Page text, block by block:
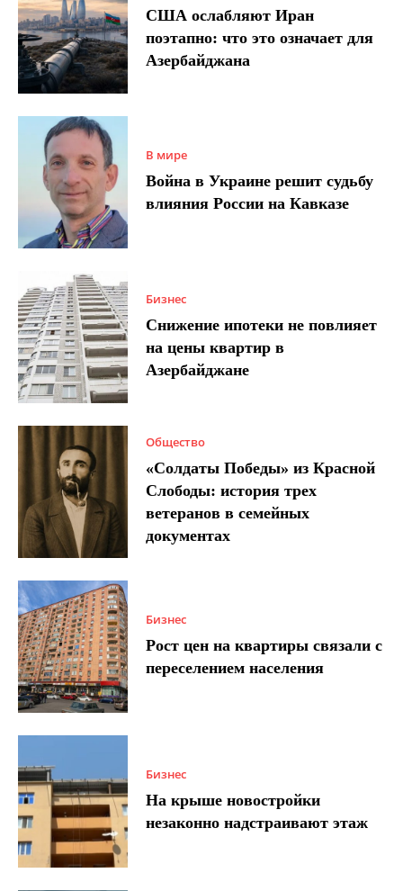
США ослабляют Иран
поэтапно: что это означает для
Азербайджана
В мире
Война в Украине решит судьбу
влияния России на Кавказе
Бизнес
Снижение ипотеки не повлияет
на цены квартир в
Азербайджане
Общество
«Солдаты Победы» из Красной
Слободы: история трех
ветеранов в семейных
документах
Бизнес
Рост цен на квартиры связали с
переселением населения
Бизнес
На крыше новостройки
незаконно надстраивают этаж